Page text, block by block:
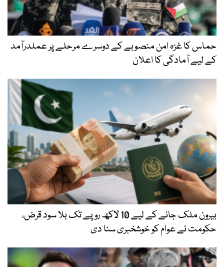
حماس کا غزہ امن منصوبے کے دوسرے مرحلے پر عملدرآمد
کے لیے آمادگی کا اعلان
بیرون ملک جانے کے لیے 10 لاکھ روپے تک بلا سود قرض،
حکومت نے عوام کو خوشخبری سنا دی